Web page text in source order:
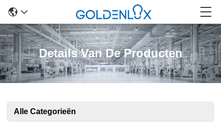
Details Van De Producten
Alle Categorieën